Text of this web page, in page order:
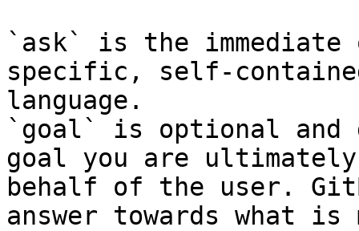
`ask` is the
specific, self-
language.
`goal` is optional and
goal you are
behalf of the user.
answer towards what